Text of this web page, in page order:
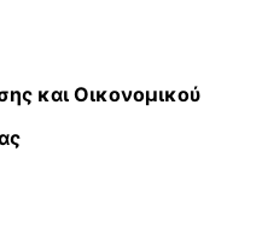
και Οικονομικού